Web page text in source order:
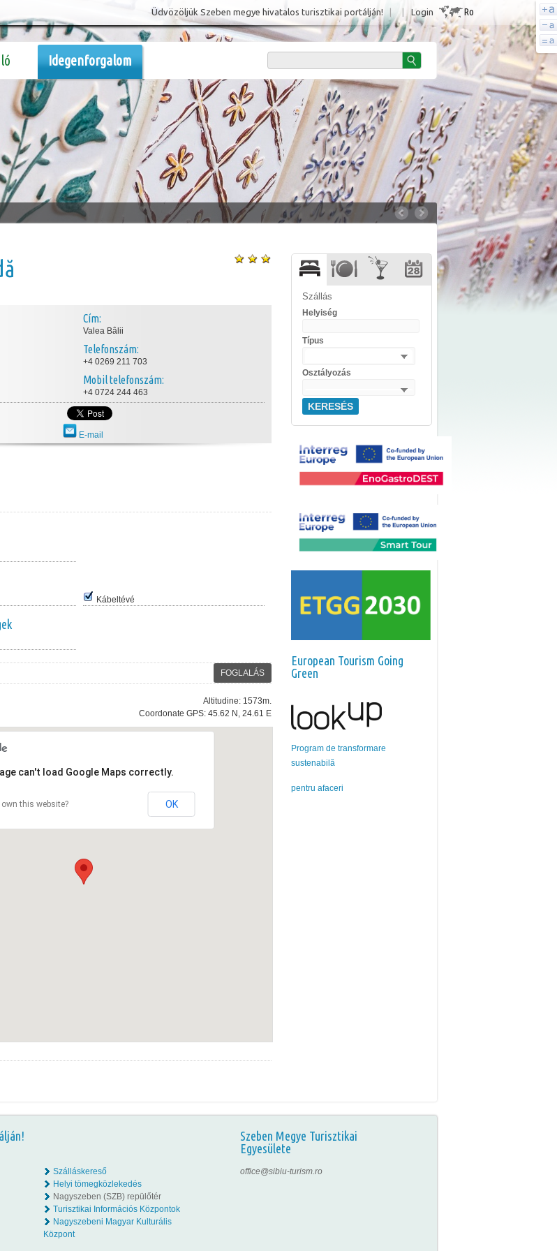
Login Ro
Üdvözöljük Szeben megye hivatalos turisztikai portálján!
Idegenforgalom
Cím:
Valea Bâlii
Telefonszám:
+4 0269 211 703
Mobil telefonszám:
+4 0724 244 463
E-mail
Kábeltévé
FOGLALÁS
Altitudine: 1573m.
Coordonate GPS: 45.62 N, 24.61 E
can't load Google Maps correctly.
own this website? OK
Szállás
Helyiség
Típus
Osztályozás
KERESÉS
European Tourism Going
Green
Program de transformare
sustenabilă
pentru afaceri
Szeben Megye Turisztikai
Egyesülete
Szálláskereső
Helyi tömegközlekedés
Nagyszeben (SZB) repülőtér
Turisztikai Információs Központok
Nagyszebeni Magyar Kulturális
Központ
office@sibiu-turism.ro